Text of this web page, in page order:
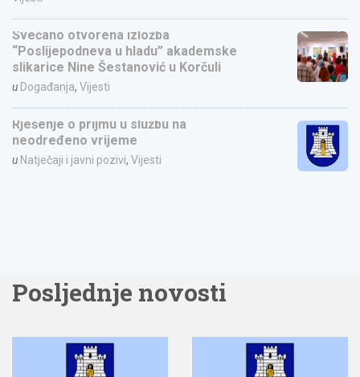
Svečano otvorena izložba
“Poslijepodneva u hladu” akademske
slikarice Nine Šestanović u Korčuli
u Događanja, Vijesti
Rješenje o prijmu u službu na
neodređeno vrijeme
u Natječaji i javni pozivi, Vijesti
Posljednje novosti